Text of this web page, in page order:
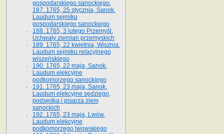
gospodarskiego sanockiego.
187. 1765, 25 stycznia, Sanok.
Laudum sejmiku
gospodarskiego sanockiego
188. 1765, 3 lutego Przemyśl.
Uchwały ziemian przemyskich
189. 1765, 22 kwietnia, Wisznia.
Laudum sejmiku relacyjnego
wiszeńskiego
190. 1765, 22 maja, Sanok.
Laudum elekcyjne
podkomorzego sanockiego
191. 1765, 23 maja, Sanok.
Laudum elekcyjne sędziego,
podsędka i pisarza ziem
sanockich
192. 1765, 23 maja, Lwów.
Laudum elekcyjne
podkomorzego lwowskiego